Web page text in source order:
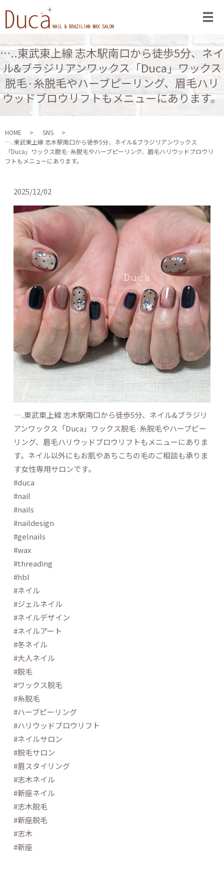
メ
…..東武東上線 志木駅南口から徒歩5分、ネイ
ル&ブラジリアンワックス「Duca」ワックス
脱毛·糸脱毛やハーブピーリング、眉毛ハリ
ウッドブロウリフトもメニューにあります。
HOME
SNS
…..東武東上線 志木駅南口から徒歩5分、ネイル&ブラジリアンワックス
「Duca」ワックス脱毛·糸脱毛やハーブピーリング、眉毛ハリウッドブロウリ
フトもメニューにあります。
2025/12/02
…..東武東上線 志木駅南口から徒歩5分、ネイル&ブラジリ
アンワックス「Duca」ワックス脱毛·糸脱毛やハーブピー
リング、眉毛ハリウッドブロウリフトもメニューにありま
す。ネイル以外にもお肌やあちこちの毛のご相談も承りま
す女性専用サロンです。
#duca
#nail
#nails
#naildesign
#gelnails
#wax
#threading
#hbl
#ネイル
#ジェルネイル
#ネイルデザイン
#ネイルアート
#冬ネイル
#大人ネイル
#脱毛
#ワックス脱毛
#糸脱毛
#ハーブピーリング
#ハリウッドブロウリフト
#ネイルサロン
#脱毛サロン
#眉スタイリング
#志木ネイル
#新座ネイル
#志木脱毛
#新座脱毛
#志木
#新座